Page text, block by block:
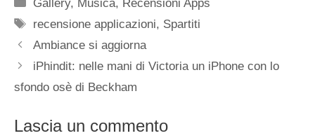
Gallery, Musica, Recensioni Apps
Tag
recensione applicazioni, Spartiti
Ambiance si aggiorna
iPhindit: nelle mani di Victoria un iPhone con lo
sfondo osè di Beckham
Lascia un commento